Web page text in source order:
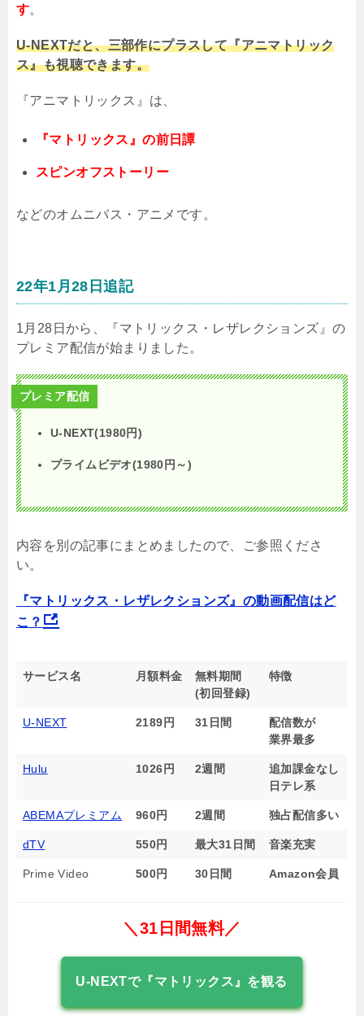
す。
U-NEXTだと、三部作にプラスして『アニマトリック
ス』も視聴できます。
『アニマトリックス』は、
『マトリックス』の前日譚
スピンオフストーリー
などのオムニバス・アニメです。
22年1月28日追記
1月28日から、『マトリックス・レザレクションズ』の
プレミア配信が始まりました。
プレミア配信
U-NEXT(1980円)
プライムビデオ(1980円～)
内容を別の記事にまとめましたので、ご参照くださ
い。
『マトリックス・レザレクションズ』の動画配信はど
こ？
サービス名 月額料金
無料期間
(初回登録)
特徴
U-NEXT 2189円 31日間
配信数が
業界最多
Hulu 1026円 2週間
追加課金なし
日テレ系
ABEMAプレミアム 960円 2週間 独占配信多い
dTV 550円 最大31日間 音楽充実
Prime Video 500円 30日間 Amazon会員
＼31日間無料／
U-NEXTで『マトリックス』を観る